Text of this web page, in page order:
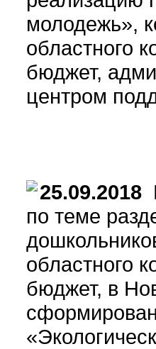
молодежь»,
областного
бюджет,
центром
25.09.2018
по теме
областного
бюджет, в